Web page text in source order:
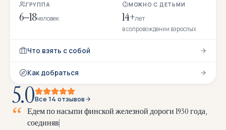
ГРУППА
6–18человек
МОЖНО С ДЕТЬМИ
14+лет
в сопровождении взрослых
Что взять с собой
Как добраться
5.0Все 14 отзывов
Едемпонасыпифинскойжелезнойдороги1930года,
соединявш